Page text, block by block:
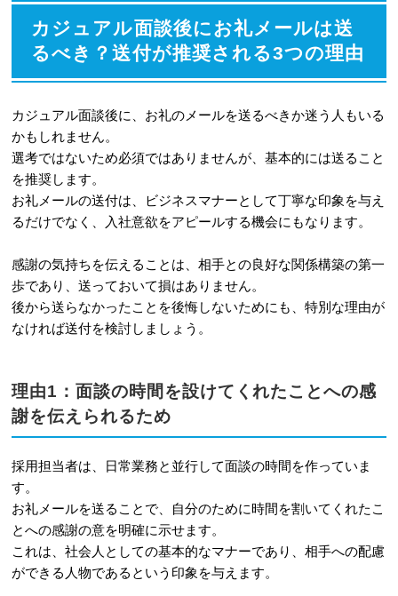
後の意気込みを伝える
2-5
結びの言葉：今後の活躍を祈る言
葉や返信不要の旨を添える
2-6 署名：自身の氏名や大学名、連絡
先を明記する
3
採用担当者に好印象を与える！お礼メ
ール作成で意識したい3つのポイント
日の午前中までに送信する
3-2 ポイント2：定型文だけでなく、面
談内容を踏まえた具体的な感想を盛り込
3-3 ポイント3：誤字脱字や敬語の間違
いがないか送信前に必ず見直す
4
【状況別】そのまま使えるカジュアル
4-1 例文1：選考への参加を前向きに希
望する場合
4-2
例文2：選考を丁寧に辞退したい場
カジュアル面談後にお礼メールは送
るべき？送付が推奨される3つの理由
カジュアル面談後に、お礼のメールを送るべきか迷う人もいる
かもしれません。
選考ではないため必須ではありませんが、基本的には送ること
を推奨します。
お礼メールの送付は、ビジネスマナーとして丁寧な印象を与え
るだけでなく、入社意欲をアピールする機会にもなります。
感謝の気持ちを伝えることは、相手との良好な関係構築の第一
歩であり、送っておいて損はありません。
後から送らなかったことを後悔しないためにも、特別な理由が
なければ送付を検討しましょう。
理由1：面談の時間を設けてくれたことへの感
謝を伝えられるため
採用担当者は、日常業務と並行して面談の時間を作っていま
す。
お礼メールを送ることで、自分のために時間を割いてくれたこ
とへの感謝の意を明確に示せます。
これは、社会人としての基本的なマナーであり、相手への配慮
ができる人物であるという印象を与えます。